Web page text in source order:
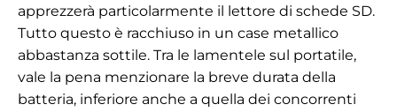
apprezzerà particolarmente il lettore di schede SD.
Tutto questo è racchiuso in un case metallico
abbastanza sottile. Tra le lamentele sul portatile,
vale la pena menzionare la breve durata della
batteria, inferiore anche a quella dei concorrenti